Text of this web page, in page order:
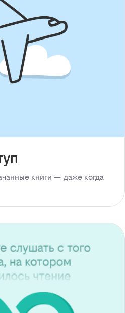
книги — даже когда